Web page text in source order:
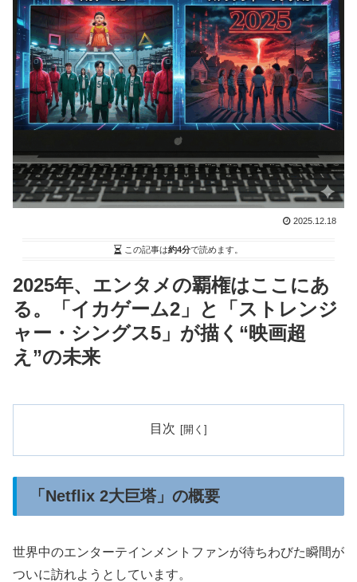
2025.12.18
この記事は約4分で読めます。
2025年、エンタメの覇権はここにあ
る。「イカゲーム2」と「ストレンジ
ャー・シングス5」が描く“映画超
え”の未来
目次
「Netflix 2大巨塔」の概要
世界中のエンターテインメントファンが待ちわびた瞬間が
ついに訪れようとしています。